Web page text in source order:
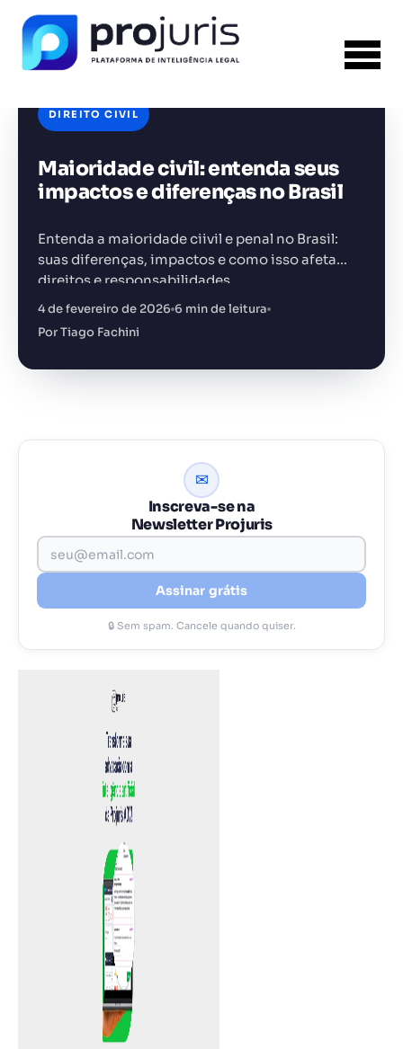
DIREITO CIVIL
Maioridade civil: entenda seus
impactos e diferenças no Brasil
Entenda a maioridade ciivil e penal no Brasil:
suas diferenças, impactos e como isso afeta
direitos e responsabilidades
4 de fevereiro de 2026 6 min de leitura
Por Tiago Fachini
✉
Inscreva-se na
Newsletter Projuris
Assinar grátis
🔒 Sem spam. Cancele quando quiser.
FERRAMENTA RECOMENDADA PARA ESTE
CONTEÚDO
Gestão de Contratos
+14.000 juristas